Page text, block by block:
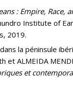
: Empire, Race,
Institute of
2019.
la péninsule
et ALMEIDA
et